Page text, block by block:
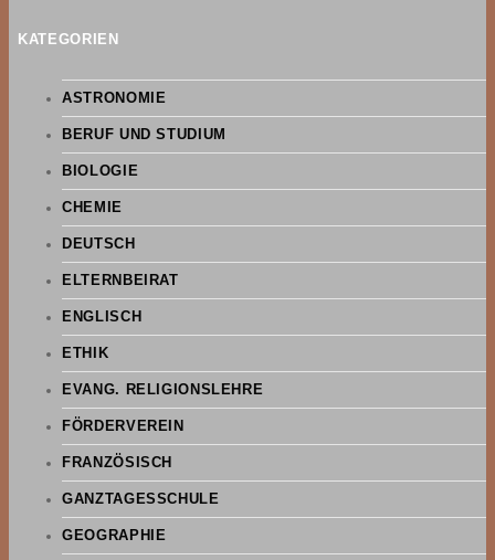
KATEGORIEN
ASTRONOMIE
BERUF UND STUDIUM
BIOLOGIE
CHEMIE
DEUTSCH
ELTERNBEIRAT
ENGLISCH
ETHIK
EVANG. RELIGIONSLEHRE
FÖRDERVEREIN
FRANZÖSISCH
GANZTAGESSCHULE
GEOGRAPHIE